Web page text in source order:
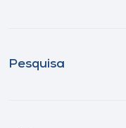
Pesquisa